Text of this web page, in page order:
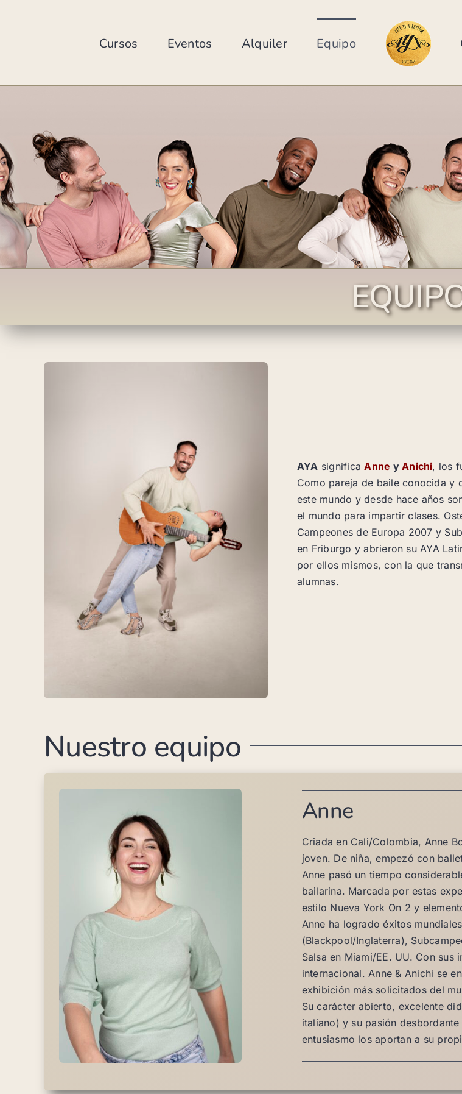
Cursos Eventos Alquiler Equipo
AYA significaAnne yAnichi, los
Como pareja de baile conocida y
este mundo y desde hace años
el mundo para impartir clases.
Campeones de Europa 2007 y
en Friburgo y abrieron su AYA
por ellos mismos, con la que
alumnas.
Nuestro equipo
Anne
Criada en Cali/Colombia, Anne
joven. De niña, empezó con
Anne pasó un tiempo
bailarina. Marcada por estas
estilo Nueva York On 2 y
Anne ha logrado éxitos
(Blackpool/Inglaterra),
Salsa en Miami/EE. UU. Con
internacional. Anne & Anichi se
exhibición más solicitados del
Su carácter abierto, excelente
italiano) y su pasión
entusiasmo los aportan a su